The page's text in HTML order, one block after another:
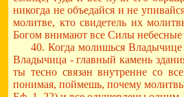
никогда не объедайся и не
молитве, кто свидетель их
Богом внимают все Силы
40. Когда молишься Владычице
Владычица - главный камень
ты тесно связан внутренне со
понимая, поймешь, почему